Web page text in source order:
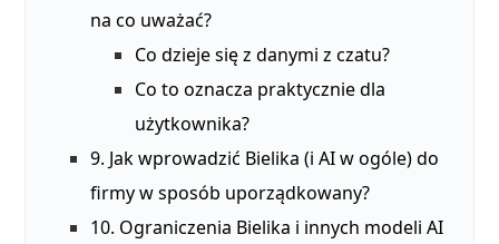
na co uważać?
Co dzieje się z danymi z czatu?
Co to oznacza praktycznie dla
użytkownika?
9. Jak wprowadzić Bielika (i AI w ogóle) do
firmy w sposób uporządkowany?
10. Ograniczenia Bielika i innych modeli AI